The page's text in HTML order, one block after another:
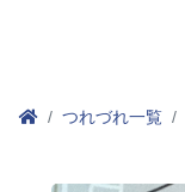
つれづれ一覧